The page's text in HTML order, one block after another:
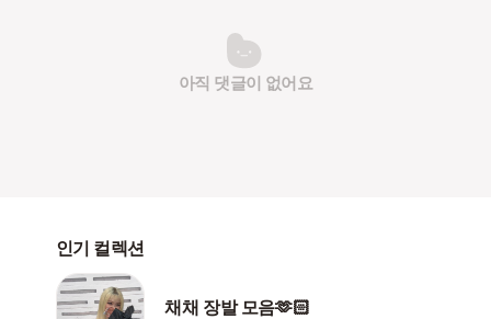
아직 댓글이 없어요
인기 컬렉션
채채 장발 모음🫶🏻